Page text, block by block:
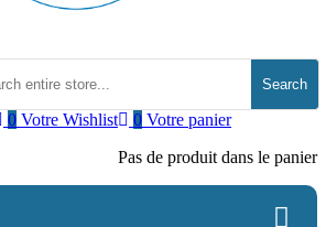
Search
0 Votre panier
Pas de produit dans le panier
0 Votre Wishlist